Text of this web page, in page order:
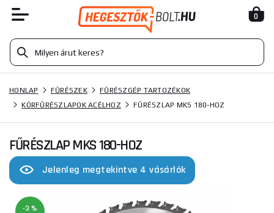
0
HONLAP FŰRÉSZEK
FŰRÉSZGÉP TARTOZÉKOK
KÖRFŰRÉSZLAPOK ACÉLHOZ
FŰRÉSZLAP MKS 180-HOZ
FŰRÉSZLAP MKS 180-HOZ
Jelenleg megtekintve 4 vásárlók
-3 %